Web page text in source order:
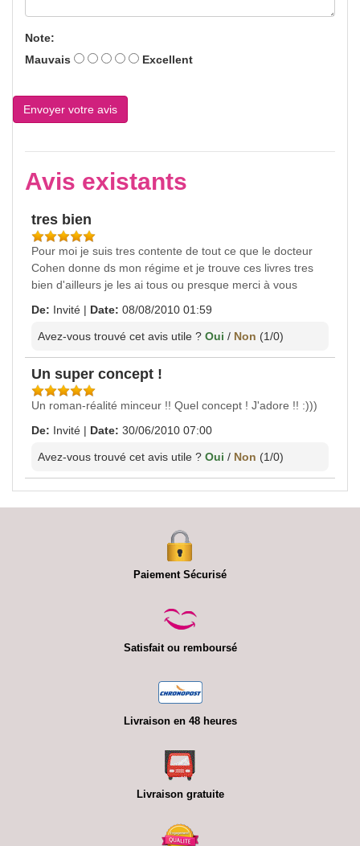
Note:
Mauvais
Excellent
Avis existants
tres bien
Pour moi je suis tres contente de tout ce que le docteur
Cohen donne ds mon régime et je trouve ces livres tres
bien d'ailleurs je les ai tous ou presque merci à vous
De: Invité | Date: 08/08/2010 01:59
Avez-vous trouvé cet avis utile ? Oui / Non (1/0)
Un super concept !
Un roman-réalité minceur !! Quel concept ! J'adore !! :)))
De: Invité | Date: 30/06/2010 07:00
Avez-vous trouvé cet avis utile ? Oui / Non (1/0)
Paiement Sécurisé
Satisfait ou remboursé
Livraison en 48 heures
Livraison gratuite